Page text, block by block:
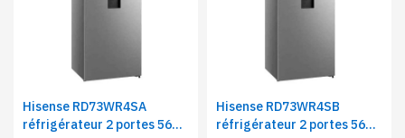
Hisense RD73WR4SA
réfrigérateur 2 portes 565
Hisense RD73WR4SB
réfrigérateur 2 portes 565